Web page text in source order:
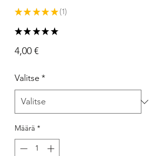
★ ★ ★ ★ ★ 1
1
★ ★ ★ ★ ★
4,00 €Hinta
Valitse *
Määrä *